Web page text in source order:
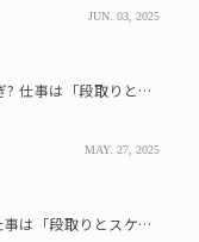
JUN. 03, 2025
議事録作成に時間をかけすぎ? 仕事は「段取りとスケジュール」で9割決まる!
MAY. 27, 2025
マルチタスクの弊害とは? 仕事は「段取りとスケジュール」で9割決まる!